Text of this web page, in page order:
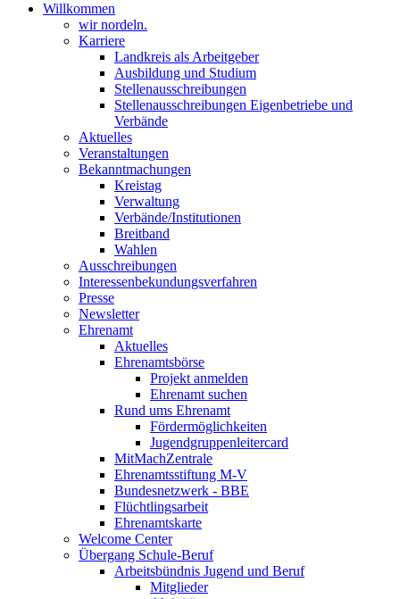
Willkommen
wir nordeln.
Karriere
Landkreis als Arbeitgeber
Ausbildung und Studium
Stellenausschreibungen
Stellenausschreibungen Eigenbetriebe und
Verbände
Aktuelles
Veranstaltungen
Bekanntmachungen
Kreistag
Verwaltung
Verbände/Institutionen
Breitband
Wahlen
Ausschreibungen
Interessen­bekundungsverfahren
Presse
Newsletter
Ehrenamt
Aktuelles
Ehrenamtsbörse
Projekt anmelden
Ehrenamt suchen
Rund ums Ehrenamt
Fördermöglichkeiten
Jugendgruppenleitercard
MitMachZentrale
Ehrenamtsstiftung M-V
Bundesnetzwerk - BBE
Flüchtlingsarbeit
Ehrenamtskarte
Welcome Center
Übergang Schule-Beruf
Arbeitsbündnis Jugend und Beruf
Mitglieder